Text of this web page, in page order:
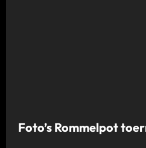
Foto’s Rommelpot